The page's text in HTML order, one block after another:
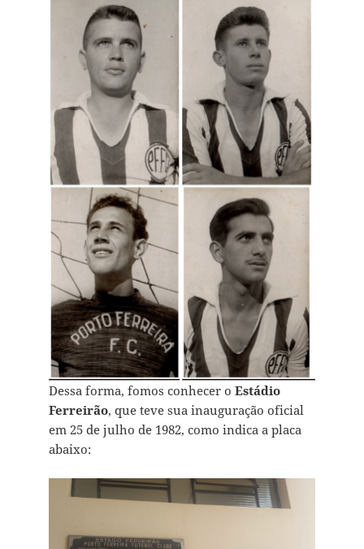
Dessa forma, fomos conhecer o Estádio
Ferreirão, que teve sua inauguração oficial
em 25 de julho de 1982, como indica a placa
abaixo: